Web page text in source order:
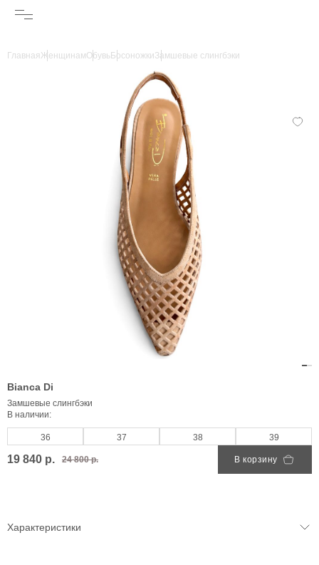
ГлавнаяЖенщинамОбувьБосоножкиЗамшевые слингбэки
Bianca Di
Замшевые слингбэки
В наличии:
36 37 38 39
19 840 р. 24 800 р. В корзину
Характеристики